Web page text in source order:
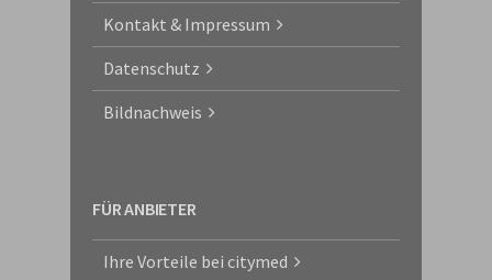
Kontakt & Impressum
Datenschutz
Bildnachweis
FÜR ANBIETER
Ihre Vorteile bei citymed